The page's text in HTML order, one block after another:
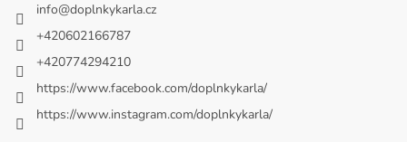
info@doplnkykarla.cz
+420602166787
+420774294210
https://www.facebook.com/doplnkykarla/
https://www.instagram.com/doplnkykarla/